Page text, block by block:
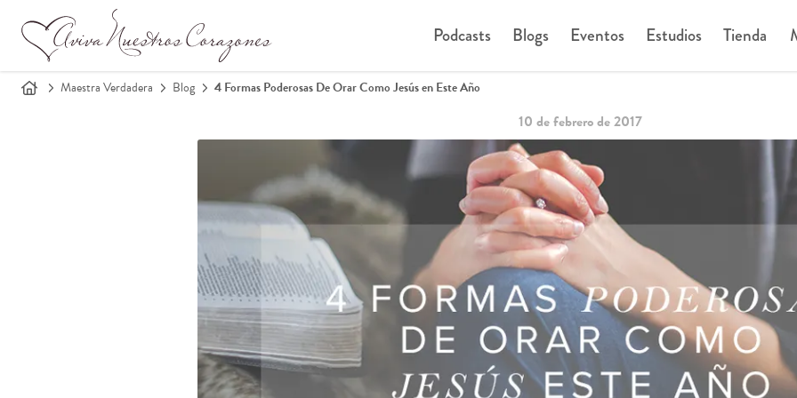
Podcasts Blogs Eventos Estudios Tienda
Maestra Verdadera Blog 4 Formas Poderosas De Orar Como Jesús en Este Año
10 de febrero de 2017